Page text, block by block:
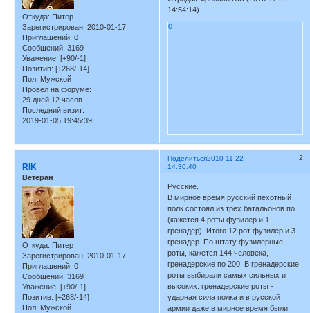
Откуда: Питер
Зарегистрирован: 2010-01-17
Приглашений: 0
Сообщений: 3169
Уважение: [+90/-1]
Позитив: [+268/-14]
Пол: Мужской
Провел на форуме:
29 дней 12 часов
Последний визит:
2019-01-05 19:45:39
14:54:14)
0
Поделиться 2
2010-11-22
14:30:40
RIK
Ветеран
Откуда: Питер
Зарегистрирован: 2010-01-17
Приглашений: 0
Сообщений: 3169
Уважение: [+90/-1]
Позитив: [+268/-14]
Пол: Мужской
Русские.
В мирное время русский пехотный
полк состоял из трех батальонов по
(кажется 4 роты фузилер и 1
гренадер). Итого 12 рот фузилер и 3
гренадер. По штату фузилерные
роты, кажется 144 человека,
гренадерские по 200. В гренадерские
роты выбирали самых сильных и
высоких. гренадерские роты -
ударная сила полка и в русской
армии даже в мирное время были